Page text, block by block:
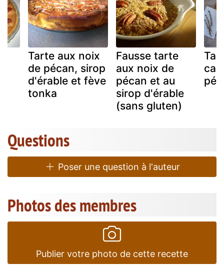
Tarte aux noix
de pécan, sirop
d'érable et fève
tonka
Fausse tarte
aux noix de
pécan et au
sirop d'érable
(sans gluten)
Questions
Poser une question à l'auteur
Photos des membres
Publier votre photo de cette recette